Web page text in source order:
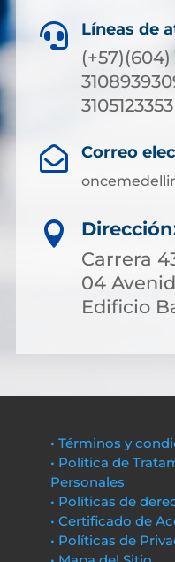
 Líneas de
(+57)(604)
3105123353
 Correo

Carrera
04
Edificio
• Términos y
• Política de
Personales
• Políticas de
• Certificado de
• Políticas de